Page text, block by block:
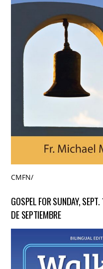
CMFN/
GOSPEL FOR SUNDAY,
DE SEPTIEMBRE